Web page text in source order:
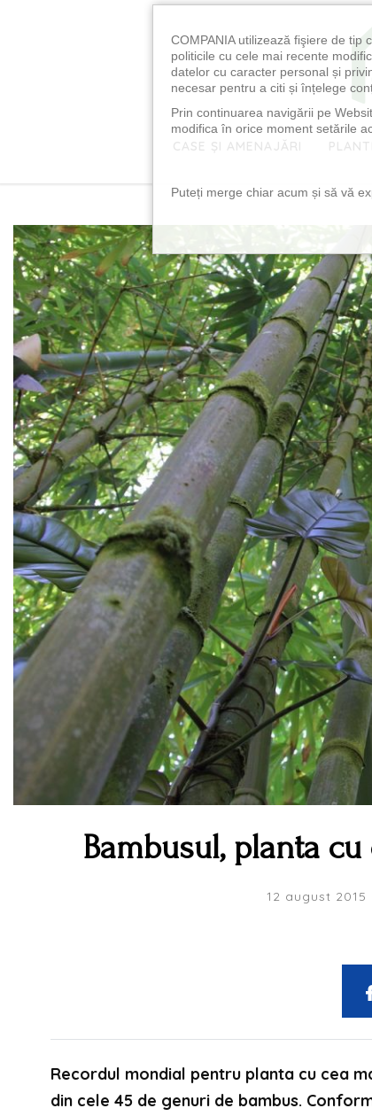
CASE ȘI AMENAJĂRI
Bambusul, planta
12 august 2015
Recordul mondial pentru planta cu cea
din cele 45 de genuri de bambus.
COMPANIA utilizează fişiere de
politicile cu cele mai recente
datelor cu caracter personal și
necesar pentru a citi și înțelege
Prin continuarea navigării pe
modifica în orice moment setările
Puteți merge chiar acum și să vă